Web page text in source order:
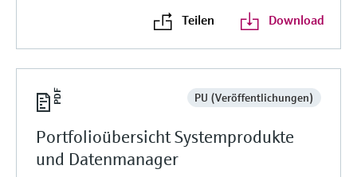
Teilen Download
PU (Veröffentlichungen)
Portfolioübersicht Systemprodukte
und Datenmanager